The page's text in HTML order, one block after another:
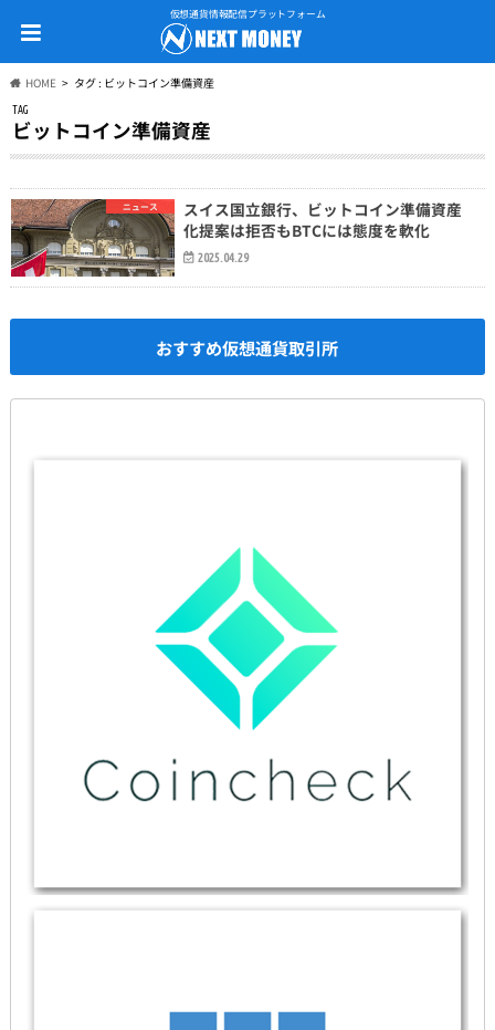
仮想通貨情報配信プラットフォーム
HOME タグ : ビットコイン準備資産
TAG
ビットコイン準備資産
ニュース
スイス国立銀行、ビットコイン準備資産
化提案は拒否もBTCには態度を軟化
2025.04.29
おすすめ仮想通貨取引所